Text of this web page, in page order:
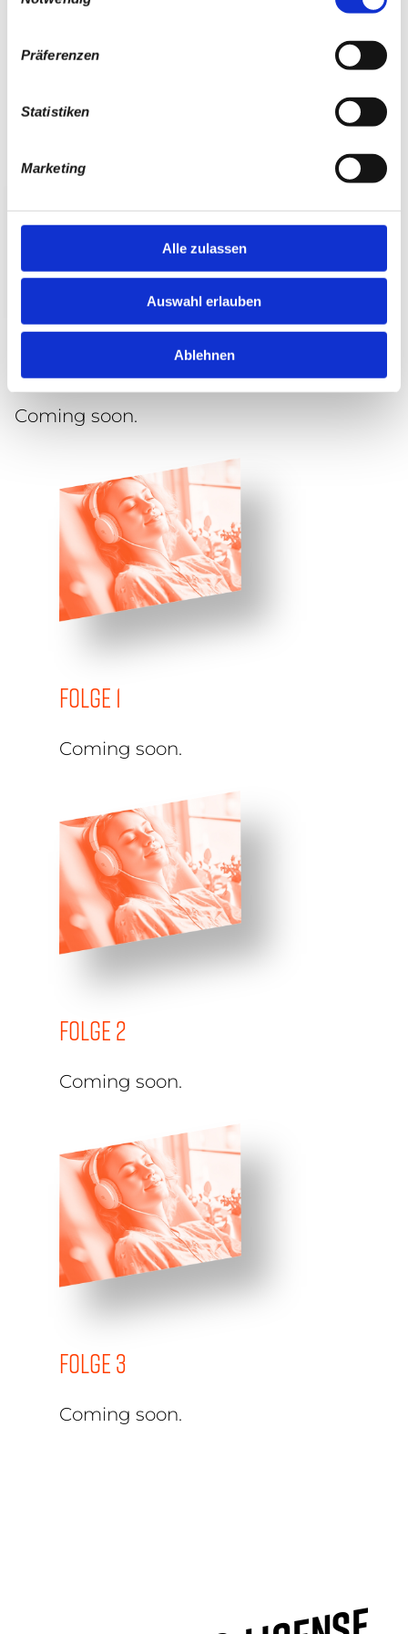
Präferenzen
Statistiken
Marketing
Alle zulassen
Auswahl erlauben
Ablehnen
ausbremsen lassen. Let’s go - the journey begins …
Coming soon.
Folge 1
Coming soon.
Folge 2
Coming soon.
Folge 3
Coming soon.